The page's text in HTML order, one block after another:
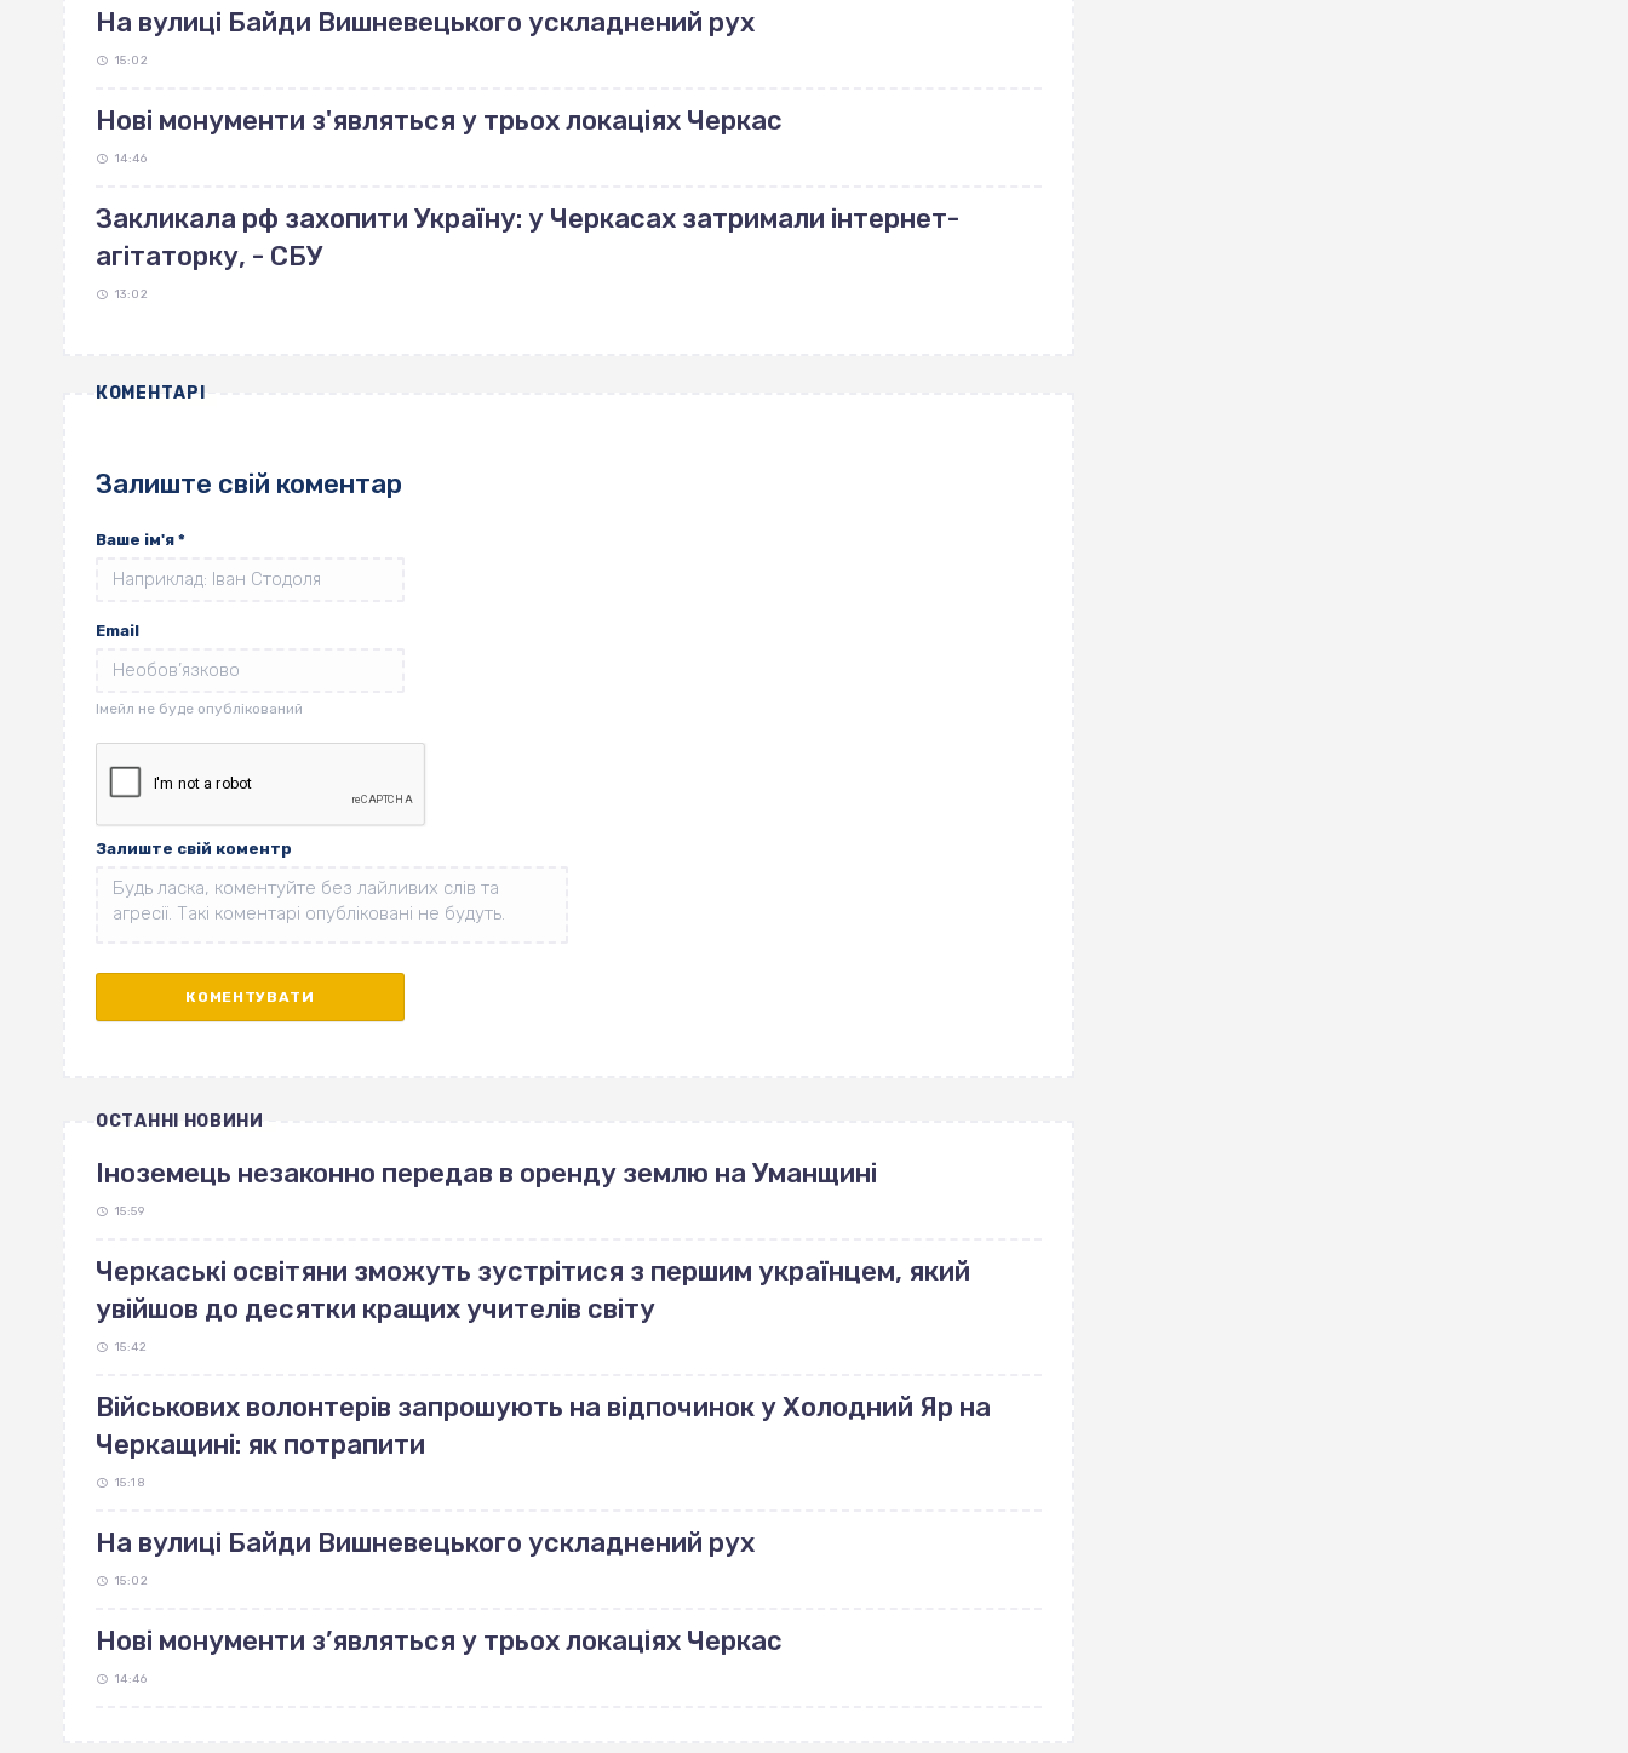
На вулиці Байди Вишневецького ускладнений рух
15:02
Нові монументи з'являться у трьох локаціях Черкас
14:46
Закликала рф захопити Україну: у Черкасах затримали інтернет-
агітаторку, - СБУ
13:02
КОМЕНТАРІ
Залиште свій коментар
Ваше ім'я *
Email
Залиште свій коментр
ОСТАННІ НОВИНИ
Іноземець незаконно передав в оренду землю на Уманщині
15:59
Черкаські освітяни зможуть зустрітися з першим українцем, який
увійшов до десятки кращих учителів світу
15:42
Військових волонтерів запрошують на відпочинок у Холодний Яр на
Черкащині: як потрапити
15:18
На вулиці Байди Вишневецького ускладнений рух
15:02
Нові монументи з’являться у трьох локаціях Черкас
14:46